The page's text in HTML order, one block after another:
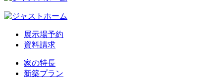
展示場予約
資料請求
家の特長
新築プラン